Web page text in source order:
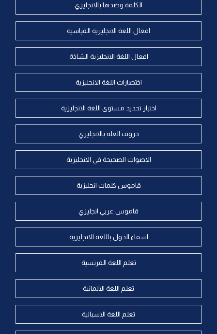
الكلمة وضدها بالانجليزي
افعال اللغة الانجليزية القياسية
افعال اللغة الانجليزية الشاذة
اختصارات اللغة الانجليزية
اختبار تحديد مستوى اللغة الانجليزية
حروف العلة بالانجليزي
الاصوات الصحيحة في الانجليزية
قاموس كلمات انجليزية
قاموس عربي انجليزي
اسماء الدول باللغة الانجليزية
تعلم اللغة الفرنسية
تعلم اللغة الالمانية
تعلم اللغة الاسبانية